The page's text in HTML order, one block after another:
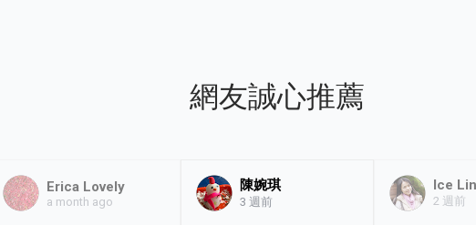
網友誠心推薦
Erica Lovely
a month ago
陳婉琪
3 週前
Ice Lin
2 週前